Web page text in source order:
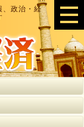
、政治・経